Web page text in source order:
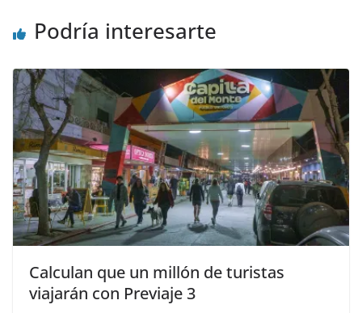
Podría interesarte
Calculan que un millón de turistas
viajarán con Previaje 3